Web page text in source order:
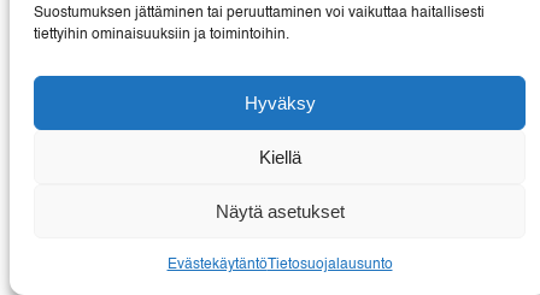
Suostumuksen jättäminen tai peruuttaminen voi vaikuttaa haitallisesti
tiettyihin ominaisuuksiin ja toimintoihin.
Hyväksy
Kiellä
Näytä asetukset
EvästekäytäntöTietosuojalausunto